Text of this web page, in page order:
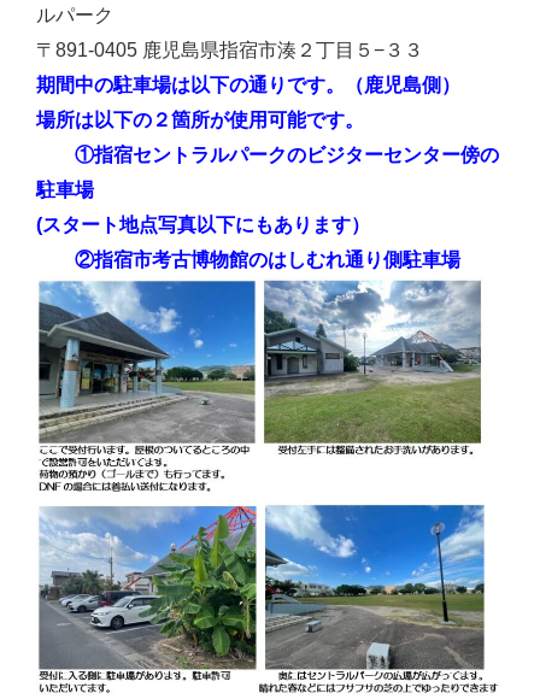
ルパーク
〒891-0405 鹿児島県指宿市湊２丁目５−３３
期間中の駐車場は以下の通りです。（鹿児島側）
場所は以下の２箇所が使用可能です。
①指宿セントラルパークのビジターセンター傍の
駐車場
(スタート地点写真以下にもあります）
②指宿市考古博物館のはしむれ通り側駐車場